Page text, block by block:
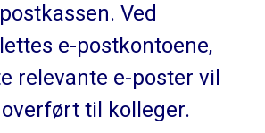
Ved
e-postkontoene,
relevante e-poster vil
til kolleger.